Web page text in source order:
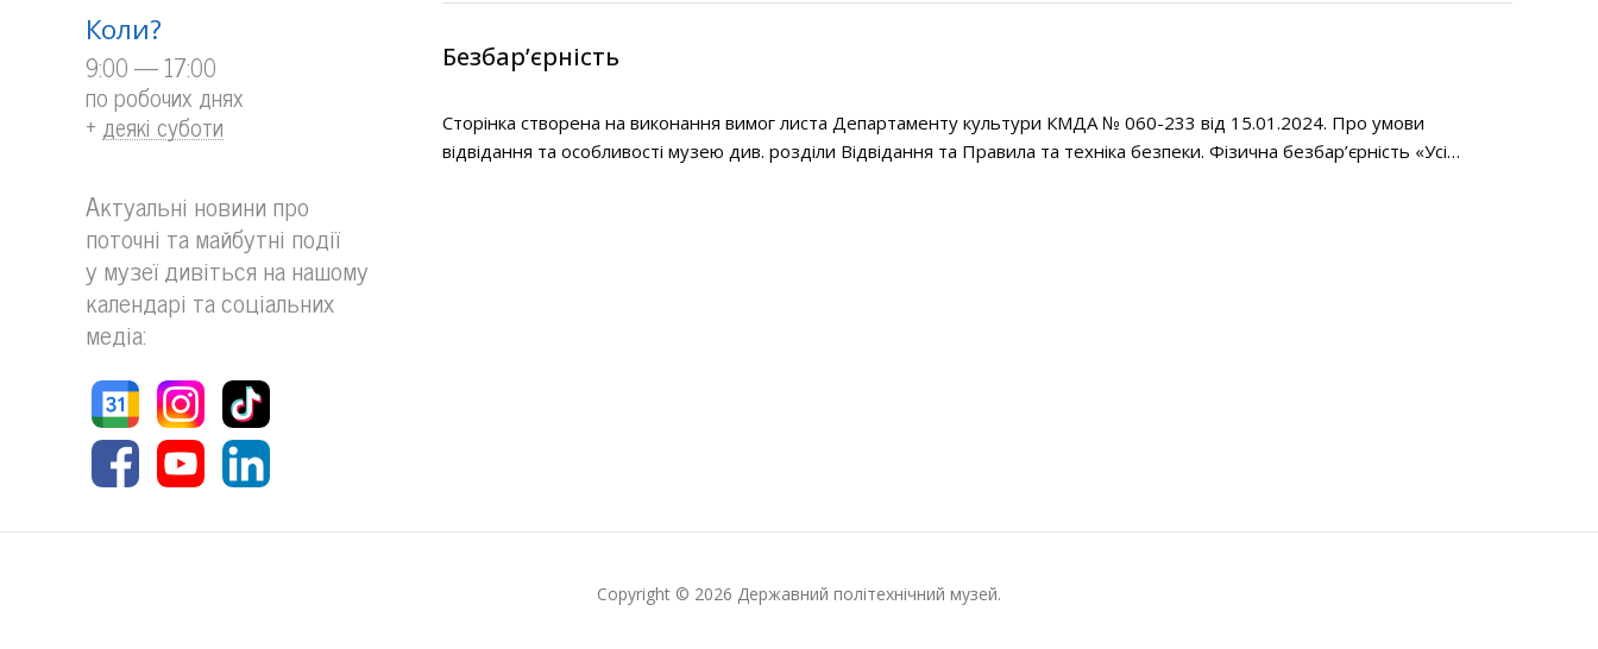
Коли?
9:00 — 17:00
по робочих днях
+ деякі суботи
Актуальні новини про
поточні та майбутні події
у музеї дивіться на нашому
календарі та соціальних
медіа:
Безбар’єрність
Сторінка створена на виконання вимог листа Департаменту культури КМДА № 060-233 від 15.01.2024. Про умови
відвідання та особливості музею див. розділи Відвідання та Правила та техніка безпеки. Фізична безбар’єрність «Усі…
Copyright © 2026 Державний політехнічний музей.